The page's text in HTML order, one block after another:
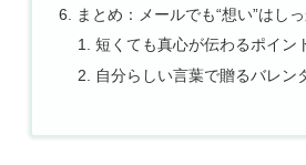
まとめ：メールでも“想い”はし
短くても真心が伝わるポイン
自分らしい言葉で贈るバレン